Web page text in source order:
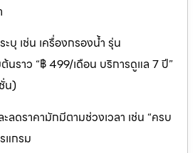
บุ เช่น เครื่องกรองน้ำ รุ่น
นราว “฿ 499/เดือน บริการดูแล 7 ปี”
น)
ลดราคามักมีตามช่วงเวลา เช่น “ครบ
แกรม